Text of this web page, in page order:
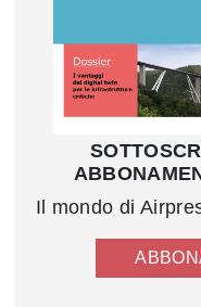
Il mondo di